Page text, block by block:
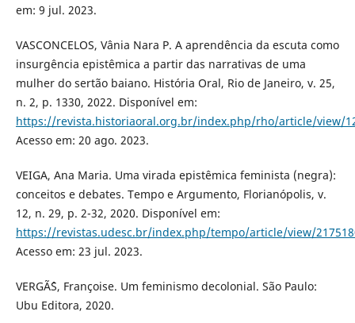
em: 9 jul. 2023.
VASCONCELOS, Vânia Nara P. A aprendência da escuta como
insurgência epistêmica a partir das narrativas de uma
mulher do sertão baiano. História Oral, Rio de Janeiro, v. 25,
n. 2, p. 1330, 2022. Disponível em:
https://revista.historiaoral.org.br/index.php/rho/article/view/
Acesso em: 20 ago. 2023.
VEIGA, Ana Maria. Uma virada epistêmica feminista (negra):
conceitos e debates. Tempo e Argumento, Florianópolis, v.
12, n. 29, p. 2-32, 2020. Disponível em:
https://revistas.udesc.br/index.php/tempo/article/view/
Acesso em: 23 jul. 2023.
VERGÃˆS, Françoise. Um feminismo decolonial. São Paulo:
Ubu Editora, 2020.